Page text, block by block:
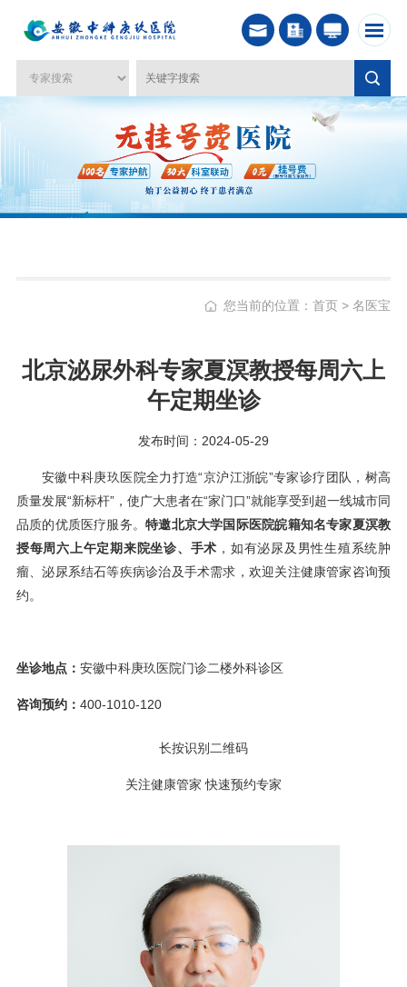
您当前的位置：首页 >名医宝
北京泌尿外科专家夏溟教授每周六上
午定期坐诊
发布时间：2024-05-29
安徽中科庚玖医院全力打造“京沪江浙皖”专家诊疗团队，树高
质量发展“新标杆”，使广大患者在“家门口”就能享受到超一线城市同
品质的优质医疗服务。特邀北京大学国际医院皖籍知名专家夏溟教
授每周六上午定期来院坐诊、手术 ，如有泌尿及男性生殖系统肿
瘤、泌尿系结石等疾病诊治及手术需求，欢迎关注健康管家咨询预
约。
坐诊地点： 安徽中科庚玖医院门诊二楼外科诊区
咨询预约： 400-1010-120
长按识别二维码
关注健康管家 快速预约专家